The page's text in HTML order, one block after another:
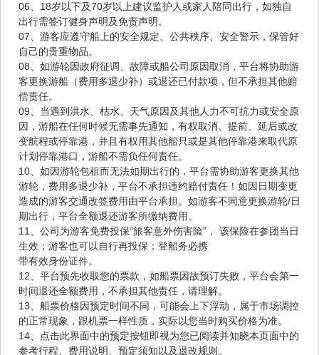
06、18岁以下及70岁以上建议监护人或家人陪同出行，如独自
出行需签订健身声明及免责声明。
07、游客应遵守船上的安全规定、公共秩序、安全警示，保管好
自己的贵重物品。
08、如游轮因政府征调、故障或船公司原因取消，平台将协助游
客更换游船（费用多退少补）或退还已付款项，但不承担其他赔
偿责任。
09、当遇到洪水、枯水、天气原因及其他人力不可抗力或安全原
因，游船在任何时候无需事先通知，有权取消、提前、延后或改
变航程或停靠港，并且有权用其他船只或是其他停靠港来取代原
计划停靠港口，游船不需负任何责任。
10、如因游轮包租而无法如期出行的，平台需协助游客更换其他
游轮，费用多退少补，平台不承担违约赔付责任！如因日期变更
造成的游客交通改签费用由平台承担。如游客不同意更换游轮/日
期出行，平台全额退还游客所缴纳费用。
11、公司为游客免费投保“旅客意外伤害险”， 该保险在参团当日
生效；游客也可以自行再投保；登船务必携
带有效身份证件。
12、平台预先收取您的票款，如船票因故预订失败，平台会第一
时间退还全额费用，不承担其他责任，请理解。
13、船票价格因预定时间不同，可能会上下浮动，属于市场调控
的正常现象，跟机票一样性质，实际以您当时购买价格为准。
14、点击此界面中的预定按钮即视为您已阅读并知晓本页面中的
参考行程、费用说明、预定须知以及退改规则。